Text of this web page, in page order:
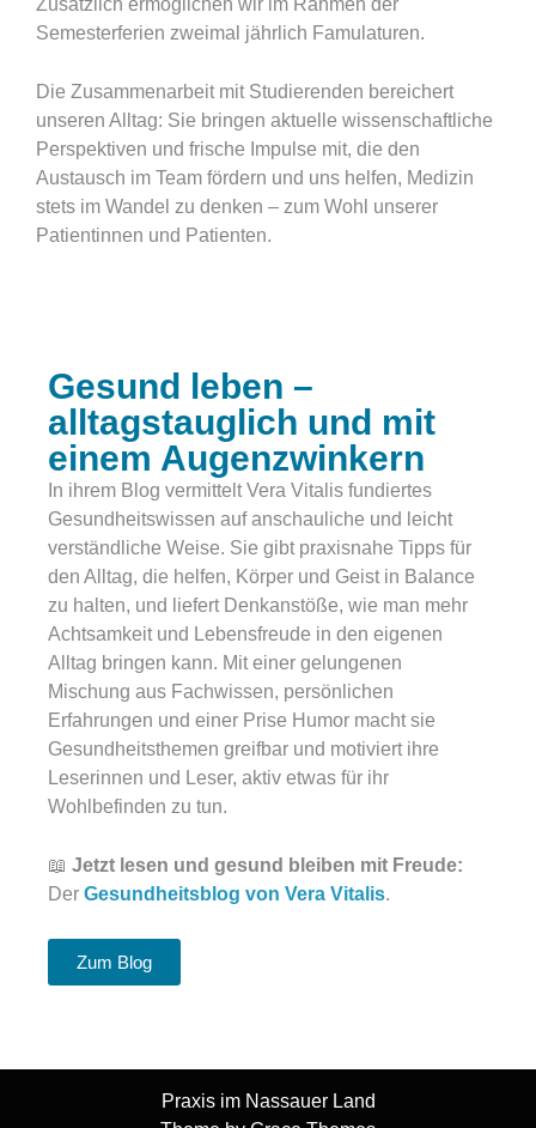
Zusätzlich ermöglichen wir im Rahmen der
Semesterferien zweimal jährlich Famulaturen.
Die Zusammenarbeit mit Studierenden bereichert
unseren Alltag: Sie bringen aktuelle wissenschaftliche
Perspektiven und frische Impulse mit, die den
Austausch im Team fördern und uns helfen, Medizin
stets im Wandel zu denken – zum Wohl unserer
Patientinnen und Patienten.
Gesund leben –
alltagstauglich und mit
einem Augenzwinkern
In ihrem Blog vermittelt Vera Vitalis fundiertes
Gesundheitswissen auf anschauliche und leicht
verständliche Weise. Sie gibt praxisnahe Tipps für
den Alltag, die helfen, Körper und Geist in Balance
zu halten, und liefert Denkanstöße, wie man mehr
Achtsamkeit und Lebensfreude in den eigenen
Alltag bringen kann. Mit einer gelungenen
Mischung aus Fachwissen, persönlichen
Erfahrungen und einer Prise Humor macht sie
Gesundheitsthemen greifbar und motiviert ihre
Leserinnen und Leser, aktiv etwas für ihr
Wohlbefinden zu tun.
📖 Jetzt lesen und gesund bleiben mit Freude:
Der Gesundheitsblog von Vera Vitalis.
Zum Blog
Praxis im Nassauer Land